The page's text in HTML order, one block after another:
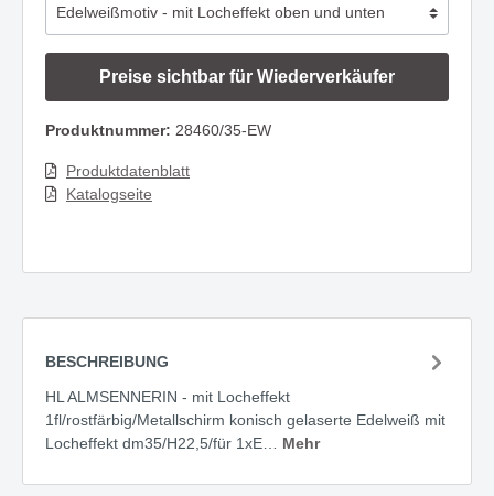
Preise sichtbar für Wiederverkäufer
Produktnummer: 28460/35-EW
Produktdatenblatt
Katalogseite
BESCHREIBUNG
HL ALMSENNERIN - mit Locheffekt
1fl/rostfärbig/Metallschirm konisch gelaserte Edelweiß mit
Locheffekt dm35/H22,5/für 1xE… Mehr